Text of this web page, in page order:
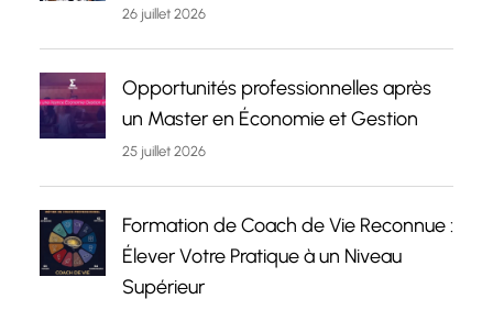
26 juillet 2026
Opportunités professionnelles après
un Master en Économie et Gestion
25 juillet 2026
Formation de Coach de Vie Reconnue :
Élever Votre Pratique à un Niveau
Supérieur